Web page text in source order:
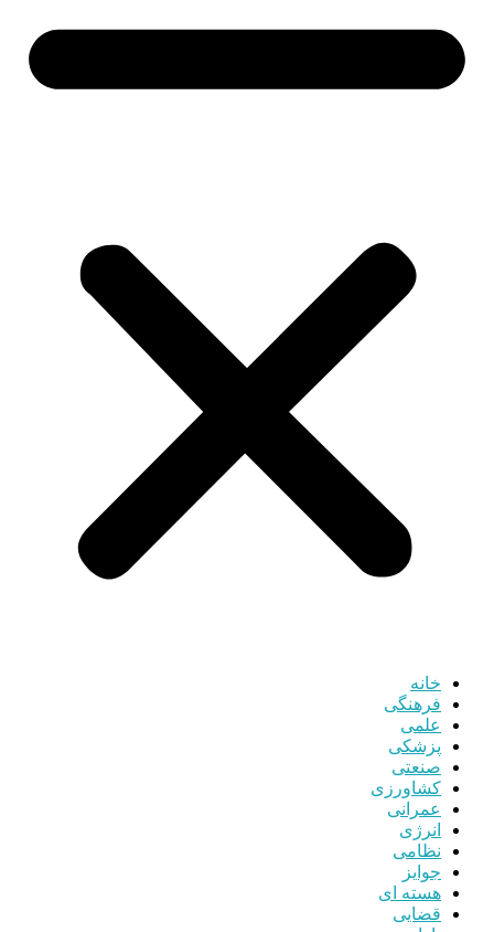
خانه
فرهنگی
علمی
پزشکی
صنعتی
کشاورزی
عمرانی
انرژی
نظامی
جوایز
هسته ای
قضایی